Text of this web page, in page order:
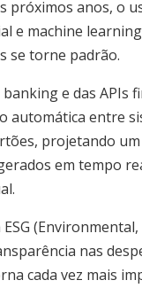
próximos anos, o
e machine
se torne padrão.
e das APIs
automática entre
projetando
em tempo
(Environmental,
nas
cada vez mais